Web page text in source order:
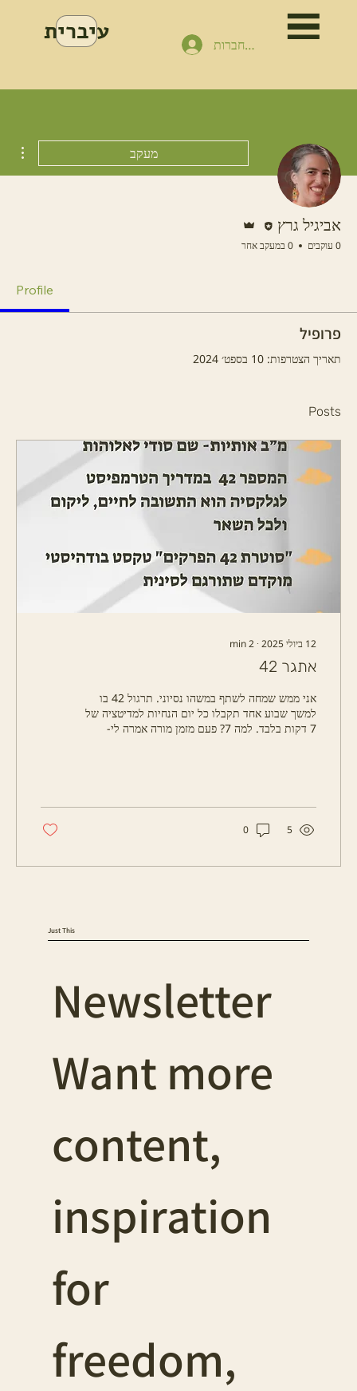
עיברית להתחברות
מעקב
אביגיל גרץ
0 עוקבים 0 במעקב אחר
Profile
פרופיל
תאריך הצטרפות: 10 בספט׳ 2024
Posts
12 ביולי 2025 ∙
2
min
אתגר 42
אני ממש שמחה לשתף​ במשהו נסיוני. תרגול 42 בו
למשך שבוע אחד תקבלו כל יום הנחיות למדיטציה של
7 דקות בלבד. למה 7? פעם מזמן מורה אמרה לי-
5
0
Just This
Newsletter
Want more
content,
inspiration
for
freedom,